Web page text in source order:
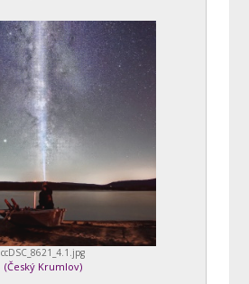
ccDSC_8621_4.1.jpg
(Český Krumlov)